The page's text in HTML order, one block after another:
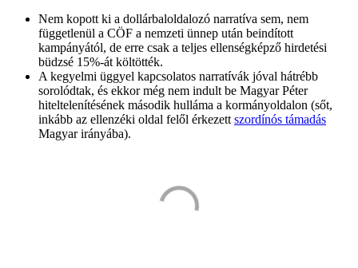
Nem kopott ki a dollárbaloldalozó narratíva sem, nem
függetlenül a CÖF a nemzeti ünnep után beindított
kampányától, de erre csak a teljes ellenségképző hirdetési
büdzsé 15%-át költötték.
A kegyelmi üggyel kapcsolatos narratívák jóval hátrébb
sorolódtak, és ekkor még nem indult be Magyar Péter
hiteltelenítésének második hulláma a kormányoldalon (sőt,
inkább az ellenzéki oldal felől érkezett szordínós támadás
Magyar irányába).